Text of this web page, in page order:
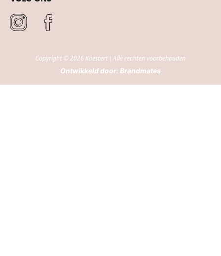
Copyright © 2026 Koestert | Alle rechten voorbehouden
Ontwikkeld door: Brandmates